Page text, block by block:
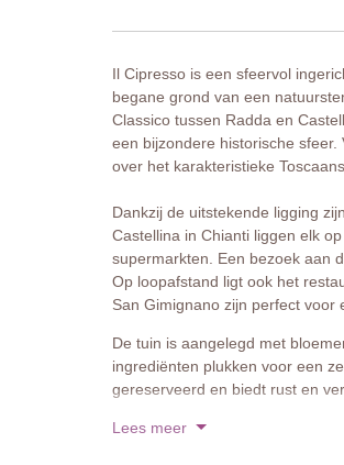
Il Cipresso is een sfeervol
begane grond van een
Classico tussen Radda en
een bijzondere historische
over het karakteristieke
Dankzij de uitstekende ligging
Castellina in Chianti liggen elk
supermarkten. Een bezoek aan
Op loopafstand ligt ook het
San Gimignano zijn perfect voor
De tuin is aangelegd met
ingrediënten plukken voor een
gereserveerd en biedt rust en
Het interieur is ingericht in
Lees meer